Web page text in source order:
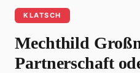
KLATSCH
Mechthild
Partnerschaft